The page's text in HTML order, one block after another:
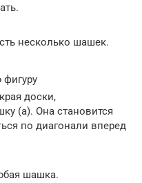
несколько шашек.
доски,
(а). Она становится
по диагонали вперед
шашка.